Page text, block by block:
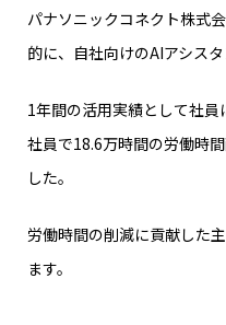
パナソニックコネクト株式
的に、自社向けのAIアシス
1年間の活用実績として社
社員で18.6万時間の労働時
した。
労働時間の削減に貢献した
ます。